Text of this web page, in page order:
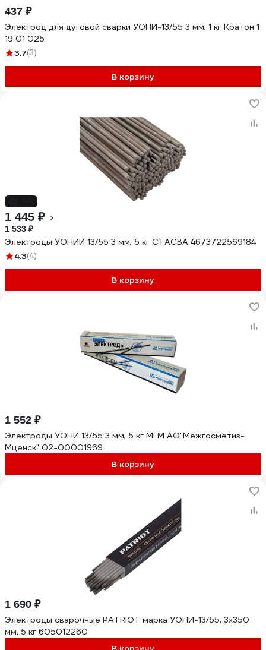
437 ₽
Электрод для дуговой сварки УОНИ-13/55 3 мм, 1 кг Кратон 1
19 01 025
3.7(3)
В корзину
1 445 ₽
1 533 ₽
Электроды УОНИИ 13/55 3 мм, 5 кг СТАСВА 4673722569184
4.3(4)
В корзину
1 552 ₽
Электроды УОНИ 13/55 3 мм, 5 кг МГМ АО"Межгосметиз-
Мценск" 02-00001969
В корзину
1 690 ₽
Электроды сварочные PATRIOT марка УОНИ-13/55, 3х350
мм, 5 кг 605012260